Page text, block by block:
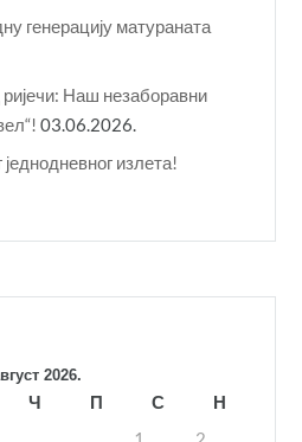
генерацију матураната
Наш незаборавни
03.06.2026.
излета!
2026.
Ч П С
Н